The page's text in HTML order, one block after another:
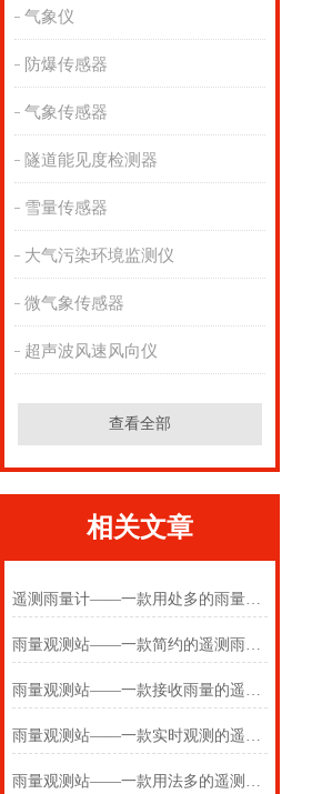
气象仪
防爆传感器
气象传感器
隧道能见度检测器
雪量传感器
大气污染环境监测仪
微气象传感器
超声波风速风向仪
查看全部
相关文章
遥测雨量计——一款用处多的雨量监测仪2025(万象推送)
雨量观测站——一款简约的遥测雨量计2025(万象推送)
雨量观测站——一款接收雨量的遥测雨量计2025(万象推送)
雨量观测站——一款实时观测的遥测雨量计2025(万象推送)
雨量观测站——一款用法多的遥测雨量计2025(万象推送)